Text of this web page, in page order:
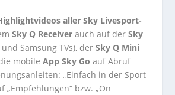
aller Sky Livesport-
Sky Q Receiver auch auf derSky
und Samsung TVs), derSky Q Mini
mobileApp Sky Go auf Abruf
„Einfach in der Sport
„Empfehlungen“ bzw. „On